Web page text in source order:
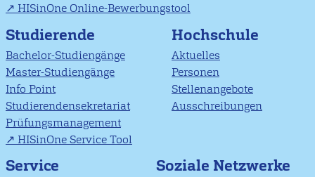
HISinOne Online-Bewerbungstool
Studierende
Bachelor-Studiengänge
Master-Studiengänge
Info Point
Studierendensekretariat
Prüfungsmanagement
HISinOne Service Tool
Hochschule
Aktuelles
Personen
Stellenangebote
Ausschreibungen
Service Soziale Netzwerke